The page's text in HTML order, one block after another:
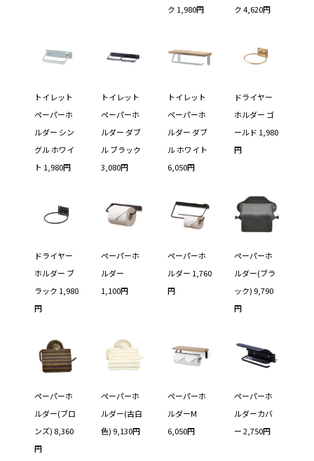
ク 1,980円
ク 4,620円
トイレット
ペーパーホ
ルダー シン
グル ホワイ
ト 1,980円
トイレット
ペーパーホ
ルダー ダブ
ル ブラック
3,080円
トイレット
ペーパーホ
ルダー ダブ
ル ホワイト
6,050円
ドライヤー
ホルダー ゴ
ールド 1,980
円
ドライヤー
ホルダー ブ
ラック 1,980
円
ペーパーホ
ルダー
1,100円
ペーパーホ
ルダー 1,760
円
ペーパーホ
ルダー(ブラ
ック) 9,790
円
ペーパーホ
ルダー(ブロ
ンズ) 8,360
円
ペーパーホ
ルダー(古白
色) 9,130円
ペーパーホ
ルダーM
6,050円
ペーパーホ
ルダーカバ
ー 2,750円